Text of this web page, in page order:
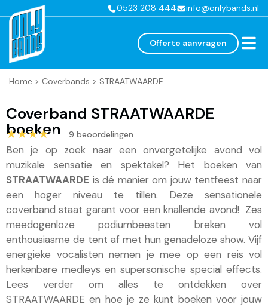
0523 208 444 info@onlybands.nl
Offerte aanvragen
Home > Coverbands > STRAATWAARDE
Coverband STRAATWAARDE
boeken
★★★★★
★★★★★ 9 beoordelingen
Ben je op zoek naar een onvergetelijke avond vol
muzikale sensatie en spektakel? Het boeken van
STRAATWAARDE is dé manier om jouw tentfeest naar
een hoger niveau te tillen. Deze sensationele
coverband staat garant voor een knallende avond! Zes
meedogenloze podiumbeesten breken vol
enthousiasme de tent af met hun genadeloze show. Vijf
energieke vocalisten nemen je mee op een reis vol
herkenbare medleys en supersonische special effects.
Lees verder om alles te ontdekken over
STRAATWAARDE en hoe je ze kunt boeken voor jouw